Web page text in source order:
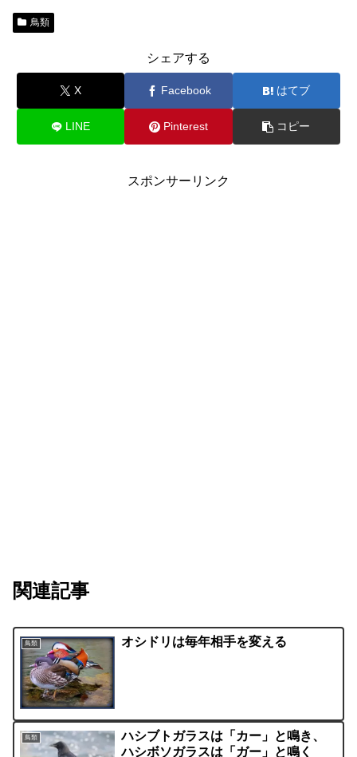
鳥類
シェアする
X Facebook はてブ
LINE Pinterest コピー
スポンサーリンク
関連記事
鳥類 オシドリは毎年相手を変える
鳥類
ハシブトガラスは「カー」と鳴き、
ハシボソガラスは「ガー」と鳴く